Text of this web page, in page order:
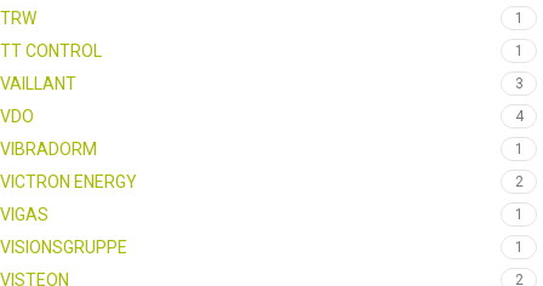
TRW 1
TT CONTROL 1
VAILLANT 3
VDO 4
VIBRADORM 1
VICTRON ENERGY 2
VIGAS 1
VISIONSGRUPPE 1
VISTEON 2